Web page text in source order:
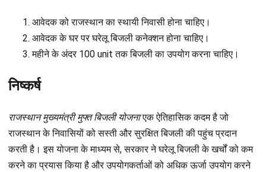
आवेदक को राजस्थान का स्थायी निवासी होना चाहिए।
आवेदक के घर पर घरेलू बिजली कनेक्शन होना चाहिए।
महीने के अंदर 100 unit तक बिजली का उपयोग करना चाहिए।
निष्कर्ष
राजस्थान मुख्यमंत्री मुफ्त बिजली योजनाएक ऐतिहासिक कदम है जो
राजस्थान के निवासियों को सस्ती और सुरक्षित बिजली की पहुंच प्रदान
करती है। इस योजना के माध्यम से, सरकार ने घरेलू बिजली के खर्चों को कम
करने का प्रयास किया है और उपयोगकर्ताओं को अधिक ऊर्जा उपयोग करने